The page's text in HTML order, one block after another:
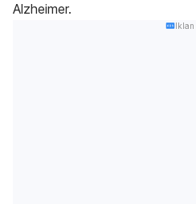
Alzheimer.
Iklan